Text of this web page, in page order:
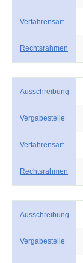
Verfahrensart
Rechtsrahmen
Ausschreibung
Vergabestelle
Verfahrensart
Rechtsrahmen
Ausschreibung
Vergabestelle